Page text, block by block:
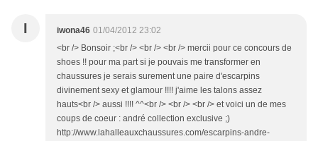
I iwona46 01/04/2012 23:02
<br /> Bonsoir ;<br /> <br /> <br /> mercii pour ce concours de
shoes !! pour ma part si je pouvais me transformer en
chaussures je serais surement une paire d'escarpins
divinement sexy et glamour !!!! j'aime les talons assez
hauts<br /> aussi !!!! ^^<br /> <br /> <br /> et voici un de mes
coups de coeur : andré collection exclusive ;)
http://www.lahalleauxchaussures.com/escarpins-andre-